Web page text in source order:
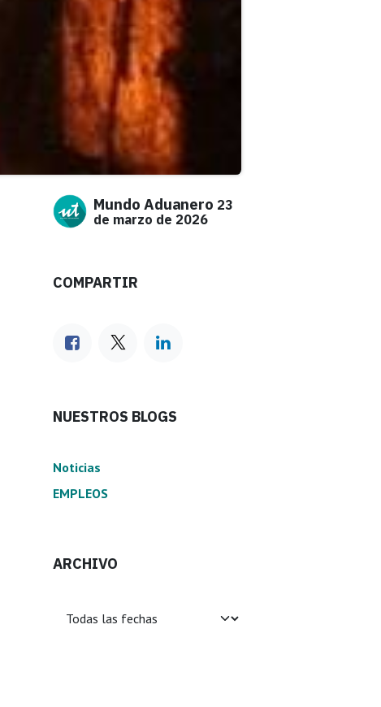
Mundo Aduanero 23
de marzo de 2026
COMPARTIR
NUESTROS BLOGS
Noticias
EMPLEOS
ARCHIVO